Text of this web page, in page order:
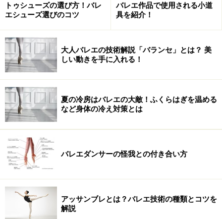
アン・バは 「下方に」 という意味です。アン・バのポジ
ションは次のように作ります。
腕を体に沿って自然に下ろし、上半身の前に置きます。
手首と肘を丸くし、腕で長い楕円を描くようにします。
肩には力を入れず、前肩にならないように注意します。
・5番のアン・ナヴァン
アン・ナヴァンは 「前方に」 という意味です。5番のア
ン・バの位置からみぞおちの高さまで腕を上げます。肘
を下げないように張り、指先が垂れ下がらないように注
意します。指先を少し上半身に近づけ、アン・バのよう
に長い楕円ではなく円を作るようにします。
◎ここを注意！
アン・ナヴァンで長い楕円ではなく円にするのは、長い
腕だと回転の邪魔になるからです。回転での腕は、回転
トゥシューズの選び方！バレ
エシューズ選びのコツ
バレエ作品で使用される小道
具を紹介！
大人バレエの技術解説「バランセ」とは？ 美
しい動きを手に入れる！
夏の冷房はバレエの大敵！ふくらはぎを温める
など身体の冷え対策とは
バレエダンサーの怪我との付き合い方
アッサンブレとは？バレエ技術の種類とコツを
解説